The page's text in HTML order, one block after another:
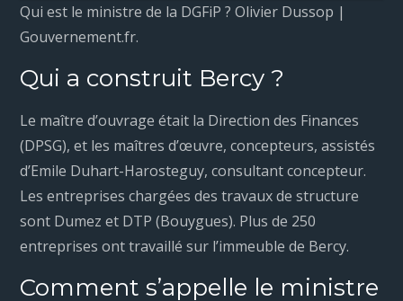
Qui est le ministre de la DGFiP ? Olivier Dussop |
Gouvernement.fr.
Qui a construit Bercy ?
Le maître d’ouvrage était la Direction des Finances
(DPSG), et les maîtres d’œuvre, concepteurs, assistés
d’Emile Duhart-Harosteguy, consultant concepteur.
Les entreprises chargées des travaux de structure
sont Dumez et DTP (Bouygues). Plus de 250
entreprises ont travaillé sur l’immeuble de Bercy.
Comment s’appelle le ministre